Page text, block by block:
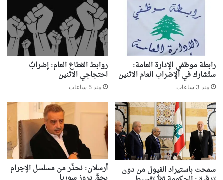
رابطة موظفي الإدارة العامة:
سنُشارك في الإضراب العام الاثنين
منذ 3 ساعات
روابط القطاع العام: إضرابٌ
احتجاجي الاثنين
منذ 5 ساعات
سمحت باستيراد الفيول من دون أرسلان: نحذّر من مسلسل الإجرام